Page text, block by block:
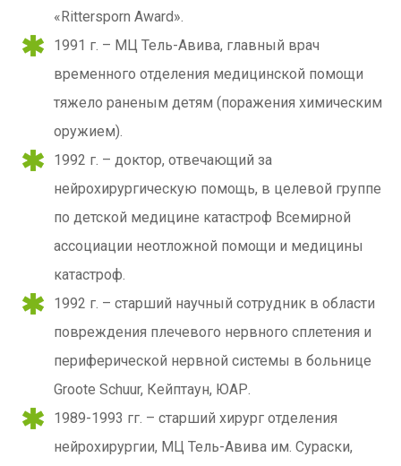
«Rittersporn Award».
1991 г. – МЦ Тель-Авива, главный врач
временного отделения медицинской помощи
тяжело раненым детям (поражения химическим
оружием).
1992 г. – доктор, отвечающий за
нейрохирургическую помощь, в целевой группе
по детской медицине катастроф Всемирной
ассоциации неотложной помощи и медицины
катастроф.
1992 г. – старший научный сотрудник в области
повреждения плечевого нервного сплетения и
периферической нервной системы в больнице
Groote Schuur, Кейптаун, ЮАР.
1989-1993 гг. – старший хирург отделения
нейрохирургии, МЦ Тель-Авива им. Сураски,